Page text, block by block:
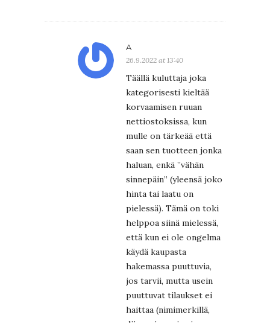
A
26.9.2022 at 13:40
Täällä kuluttaja joka
kategorisesti kieltää
korvaamisen ruuan
nettiostoksissa, kun
mulle on tärkeää että
saan sen tuotteen jonka
haluan, enkä ”vähän
sinnepäin” (yleensä joko
hinta tai laatu on
pielessä). Tämä on toki
helppoa siinä mielessä,
että kun ei ole ongelma
käydä kaupasta
hakemassa puuttuvia,
jos tarvii, mutta usein
puuttuvat tilaukset ei
haittaa (nimimerkillä,